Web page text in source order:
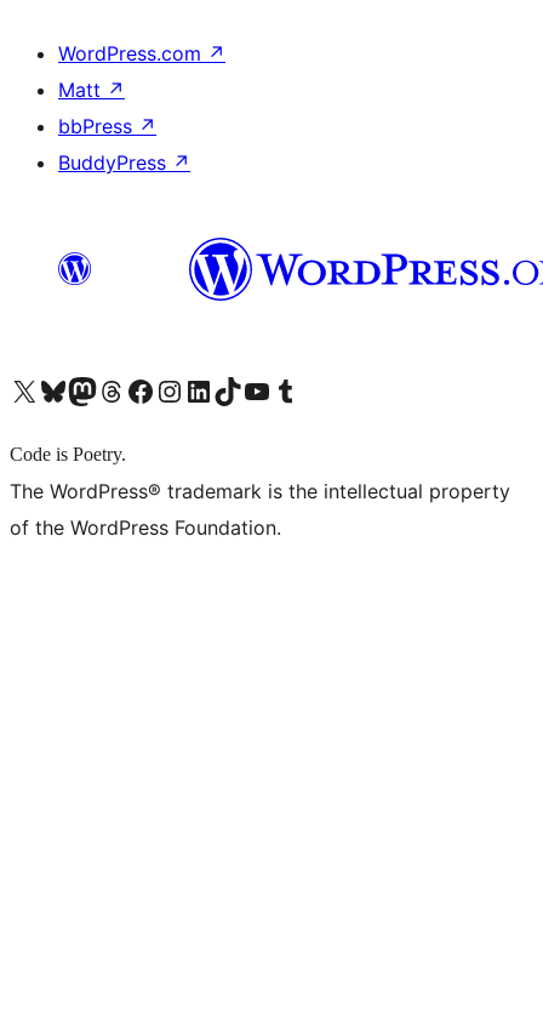
WordPress.com ↗
Matt ↗
bbPress ↗
BuddyPress ↗
X (旧 Twitter) アカウントへBluesky アカウントへMastodon アカウントへThreads アカウントへ Facebook ページへInstagram アカウントへ LinkedIn アカウントへTikTok アカウントへYouTube チャンネルへ Tumblr アカウントへ
Code is Poetry.
The WordPress® trademark is the intellectual property
of the WordPress Foundation.